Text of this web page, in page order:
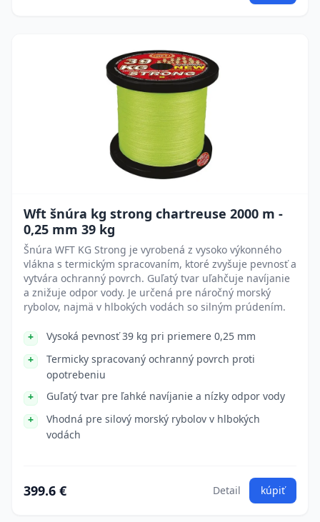
Wft šnúra kg strong chartreuse 2000 m -
0,25 mm 39 kg
Šnúra WFT KG Strong je vyrobená z vysoko výkonného
vlákna s termickým spracovaním, ktoré zvyšuje pevnosť a
vytvára ochranný povrch. Guľatý tvar uľahčuje navíjanie
a znižuje odpor vody. Je určená pre náročný morský
rybolov, najmä v hlbokých vodách so silným prúdením.
Vysoká pevnosť 39 kg pri priemere 0,25 mm
Termicky spracovaný ochranný povrch proti
opotrebeniu
Guľatý tvar pre ľahké navíjanie a nízky odpor vody
Vhodná pre silový morský rybolov v hlbokých
vodách
399.6 € Detail kúpiť